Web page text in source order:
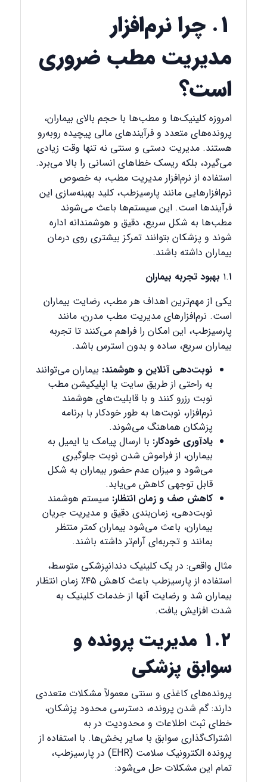
۱. چرا نرم‌افزار
مدیریت مطب ضروری
است؟
امروزه کلینیک‌ها و مطب‌ها با حجم بالای بیماران،
پرونده‌های متعدد و فرآیندهای مالی پیچیده روبه‌رو
هستند. مدیریت دستی و سنتی نه تنها وقت زیادی
می‌گیرد، بلکه ریسک خطاهای انسانی را بالا می‌برد.
استفاده از نرم‌افزار مدیریت مطب، به خصوص
نرم‌افزارهایی مانند پارسیزطب، کلید بهینه‌سازی این
فرآیندها است. این سیستم‌ها باعث می‌شوند
مطب‌ها به شکل سریع، دقیق و هوشمندانه اداره
شوند و پزشکان بتوانند تمرکز بیشتری روی درمان
بیماران داشته باشند.
۱.۱ بهبود تجربه بیماران
یکی از مهم‌ترین اهداف هر مطب، رضایت بیماران
است. نرم‌افزارهای مدیریت مطب مدرن، مانند
پارسیزطب، این امکان را فراهم می‌کنند تا تجربه
بیماران سریع، ساده و بدون استرس باشد.
نوبت‌دهی آنلاین و هوشمند: بیماران می‌توانند
به راحتی از طریق سایت یا اپلیکیشن مطب
نوبت رزرو کنند و با قابلیت‌های هوشمند
نرم‌افزار، نوبت‌ها به طور خودکار با برنامه
پزشکان هماهنگ می‌شوند.
یادآوری خودکار: با ارسال پیامک یا ایمیل به
بیماران، از فراموش شدن نوبت جلوگیری
می‌شود و میزان عدم حضور بیماران به شکل
قابل توجهی کاهش می‌یابد.
کاهش صف و زمان انتظار: سیستم هوشمند
نوبت‌دهی، زمان‌بندی دقیق و مدیریت جریان
بیماران، باعث می‌شود بیماران کمتر منتظر
بمانند و تجربه‌ای آرام‌تر داشته باشند.
مثال واقعی: در یک کلینیک دندانپزشکی متوسط،
استفاده از پارسیزطب باعث کاهش ۴۵٪ زمان انتظار
بیماران شد و رضایت آنها از خدمات کلینیک به
شدت افزایش یافت.
۱.۲ مدیریت پرونده و
سوابق پزشکی
پرونده‌های کاغذی و سنتی معمولاً مشکلات متعددی
دارند: گم شدن پرونده، دسترسی محدود پزشکان،
خطای ثبت اطلاعات و محدودیت در به
اشتراک‌گذاری سوابق با سایر بخش‌ها. با استفاده از
پرونده الکترونیک سلامت (EHR) در پارسیزطب،
تمام این مشکلات حل می‌شود: